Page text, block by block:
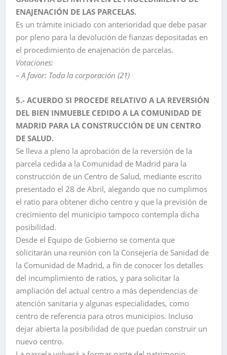
ENAJENACIÓN DE LAS PARCELAS.
Es un trámite iniciado con anterioridad que debe pasar
por pleno para la devolución de fianzas depositadas en
el procedimiento de enajenación de parcelas.
Votaciones:
– A favor: Toda la corporación (21)
5.- ACUERDO SI PROCEDE RELATIVO A LA REVERSIÓN
DEL BIEN INMUEBLE CEDIDO A LA COMUNIDAD DE
MADRID PARA LA CONSTRUCCIÓN DE UN CENTRO
DE SALUD.
Se lleva a pleno la aprobación de la reversión de la
parcela cedida a la Comunidad de Madrid para la
construcción de un Centro de Salud, mediante escrito
presentado el 28 de Abril, alegando que no cumplimos
el ratio para obtener dicho centro y que la previsión de
crecimiento del municipio tampoco contempla dicha
posibilidad.
Desde el Equipo de Gobierno se comenta que
solicitarán una reunión con la Consejería de Sanidad de
la Comunidad de Madrid, a fin de conocer los detalles
del incumplimiento de ratios, y para solicitar la
ampliación del actual centro a más dependencias de
atención sanitaria y algunas especialidades, como
centro de referencia para otros municipios. Incluso
dejar abierta la posibilidad de que puedan construir un
nuevo centro.